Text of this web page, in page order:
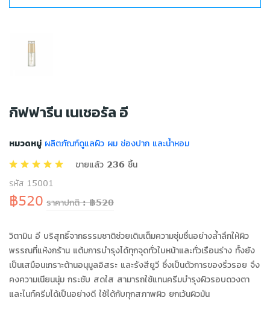
กิฟฟารีน เนเชอรัล อี
หมวดหมู่ ผลิตภัณฑ์ดูแลผิว ผม ช่องปาก และน้ำหอม
ขายแล้ว 236 ชิ้น
รหัส 15001
฿520 ราคาปกติ : ฿520
วิตามิน อี บริสุทธิ์จากธรรมชาติช่วยเติมเต็มความชุ่มชื่นอย่างล้ำลึกให้ผิว
พรรณที่แห้งกร้าน แต้มการบำรุงได้ทุกจุดทั่วใบหน้าและทั่วเรือนร่าง ทั้งยัง
เป็นเสมือนเกราะต้านอนุมูลอิสระ และรังสียูวี ซึ่งเป็นตัวการของริ้วรอย จึง
คงความเนียนนุ่ม กระชับ สดใส สามารถใช้แทนครีมบำรุงผิวรอบดวงตา
และไนท์ครีมได้เป็นอย่างดี ใช้ได้กับทุกสภาพผิว ยกเว้นผิวมัน